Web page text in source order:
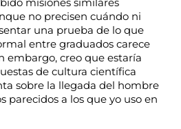
no precisen cuándo ni
una prueba de lo que
entre graduados carece
embargo, creo que estaría
de cultura científica
sobre la llegada del hombre
parecidos a los que yo uso en